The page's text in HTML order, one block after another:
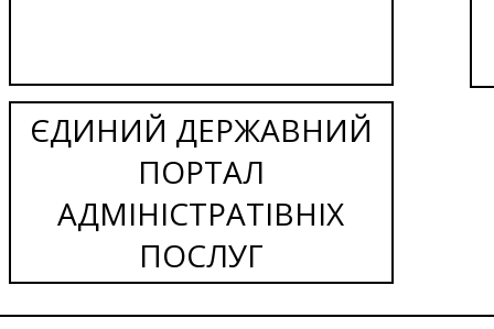
ЄДИНИЙ ДЕРЖАВНИЙ
ПОРТАЛ
АДМІНІСТРАТІВНІХ
ПОСЛУГ